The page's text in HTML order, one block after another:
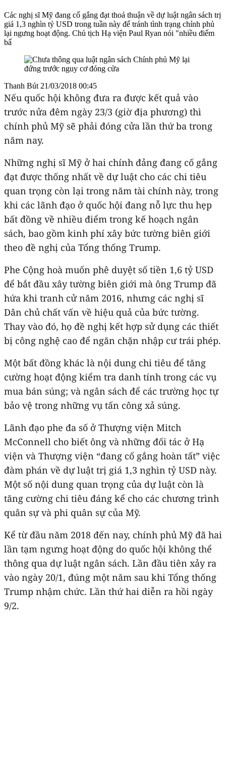
Các nghị sĩ Mỹ đang cố gắng đạt thoả thuận về dự luật ngân sách trị
giá 1,3 nghìn tỷ USD trong tuần này để tránh tình trạng chính phủ
lại ngưng hoạt động. Chủ tịch Hạ viện Paul Ryan nói "nhiều điểm
bấ
Thanh Bút 21/03/2018 00:45
Nếu quốc hội không đưa ra được kết quả vào
trước nửa đêm ngày 23/3 (giờ địa phương) thì
chính phủ Mỹ sẽ phải đóng cửa lần thứ ba trong
năm nay.
Những nghị sĩ Mỹ ở hai chính đảng đang cố gắng
đạt được thống nhất về dự luật cho các chi tiêu
quan trọng còn lại trong năm tài chính này, trong
khi các lãnh đạo ở quốc hội đang nỗ lực thu hẹp
bất đồng về nhiều điểm trong kế hoạch ngân
sách, bao gồm kinh phí xây bức tường biên giới
theo đề nghị của Tổng thống Trump.
Phe Cộng hoà muốn phê duyệt số tiền 1,6 tỷ USD
để bắt đầu xây tường biên giới mà ông Trump đã
hứa khi tranh cử năm 2016, nhưng các nghị sĩ
Dân chủ chất vấn về hiệu quả của bức tường.
Thay vào đó, họ đề nghị kết hợp sử dụng các thiết
bị công nghệ cao để ngăn chặn nhập cư trái phép.
Một bất đồng khác là nội dung chi tiêu để tăng
cường hoạt động kiểm tra danh tính trong các vụ
mua bán súng; và ngân sách để các trường học tự
bảo vệ trong những vụ tấn công xả súng.
Lãnh đạo phe đa số ở Thượng viện Mitch
McConnell cho biết ông và những đối tác ở Hạ
viện và Thượng viện “đang cố gắng hoàn tất” việc
đàm phán về dự luật trị giá 1,3 nghìn tỷ USD này.
Một số nội dung quan trọng của dự luật còn là
tăng cường chi tiêu đáng kể cho các chương trình
quân sự và phi quân sự của Mỹ.
Kể từ đầu năm 2018 đến nay, chính phủ Mỹ đã hai
lần tạm ngưng hoạt động do quốc hội không thể
thông qua dự luật ngân sách. Lần đầu tiên xảy ra
vào ngày 20/1, đúng một năm sau khi Tổng thống
Trump nhậm chức. Lần thứ hai diễn ra hồi ngày
9/2.